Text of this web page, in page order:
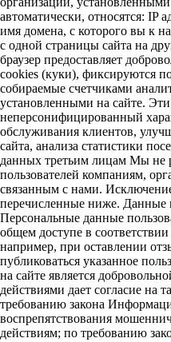
автоматически, относятся: IP
имя домена, с которого вы к
с одной страницы сайта на
браузер предоставляет
cookies (куки), фиксируются
собираемые счетчиками
установленными на сайте.
неперсонифицированный
обслуживания клиентов,
сайта, анализа статистики
данных третьим лицам Мы
пользователей компаниям,
связанным с нами.
перечисленные ниже. Данные
Персональные данные
общем доступе в
например, при оставлении
публиковаться указанное
на сайте является
действиями дает согласие на
требованию закона
воспрепятствования
действиям; по требованию